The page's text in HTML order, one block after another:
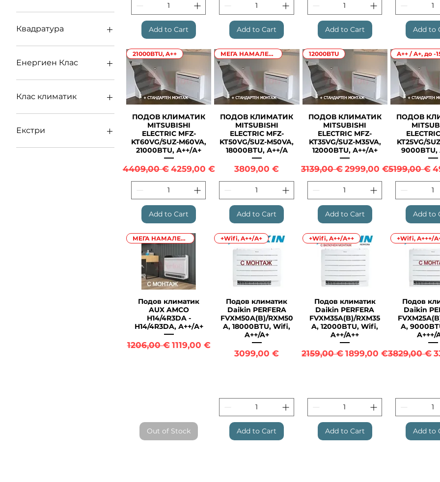
Подово-таванен
климатик
Квадратура
до 20 кв.м
до 30 кв.м
до 45 кв.м
Енергиен Клас
А++
А+
Клас климатик
Висок клас
Среден клас
Екстри
вграден Wifi
Add to Cart Add to Cart Add to Cart Add to
Quick View
21000BTU, A++
ПОДОВ КЛИМАТИК
MITSUBISHI
ELECTRIC MFZ-
KT60VG/SUZ-M60VA,
21000BTU, А++/А+
Regular Price
4409,00 € Sale Price
4259,00 €
Add to Cart
Quick View
МЕГА НАМАЛЕНИЕ
ПОДОВ КЛИМАТИК
MITSUBISHI
ELECTRIC MFZ-
KT50VG/SUZ-M50VA,
18000BTU, А++/А
Price
3809,00 €
Add to Cart
Quick View
12000BTU
ПОДОВ КЛИМАТИК
MITSUBISHI
ELECTRIC MFZ-
KT35VG/SUZ-M35VA,
12000BTU, А++/А+
Regular Price
3139,00 € Sale Price
2999,00 €
Add to Cart
Quick
A++ / A+, до -
ПОДОВ
KT25VG/
9000BTU,
Regular
5199,00 €
Add to
Quick View
МЕГА НАМАЛЕНИЕ
Подов климатик
AUX AMCO
H14/4R3DA -
H14/4R3DA, А++/А+
Regular Price
1206,00 € Sale Price
1119,00 €
Out of Stock
Quick View
+Wifi, A++/A+
Подов климатик
Daikin PERFERA
FVXM50A(B)/RXM50
A, 18000BTU, Wifi,
A++/A+
Price
3099,00 €
Add to Cart
Quick View
+Wifi, A++/A++
Подов климатик
Daikin PERFERA
FVXM35A(B)/RXM35
A, 12000BTU, Wifi,
A++/A++
Regular Price
2159,00 €Sale Price
1899,00 €
Add to Cart
Quick
+Wifi, A+++/
Подов
Daikin
A,
A+++/
Regular
3829,00 €
Add to